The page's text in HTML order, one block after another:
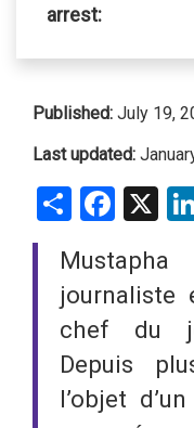
arrest:
Published: July 19,
Last updated:
Share
journaliste
chef du
Depuis
l’objet